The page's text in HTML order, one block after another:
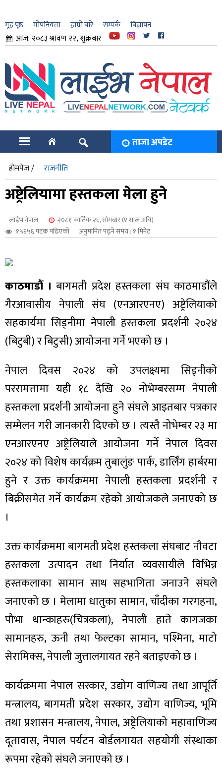
गृह पृष्ठ गोपनियता हाम्रो बारे सम्पर्क बिज्ञापन
आज: २०८३ श्रावण २२, शुक्रबार
ताजा अपडेट
होमपेज / राजनीति
अष्ट्रेलियामा हस्तकला मेला हुने
लाईभ नेपाल
२०८१ कार्तिक २६, सोमबार (१ साल अघि)
१५६५६ पटक पढिएको
अनुमानित पढ्ने समय : १ मिनेट
काठमाडौं । बागमती प्रदेश हस्तकला संघ काठमाडौंले
गैरआवासीय नेपाली संघ (एनआरएनए) अष्ट्रेलियाको
सहकार्यमा सिड्नीमा नेपाली हस्तकला प्रदर्शनी २०२४
(बिटुबी) र बिटुसी) आयोजना गर्ने भएको छ ।
नेपाल दिवस २०२४ को उपलक्ष्यमा सिड्नीको
पररामत्तामा यही १८ देखि २० नोभेम्बरसम्म नेपाली
हस्तकला प्रदर्शनी आयोजना हुने संघले आइतबार पत्रकार
सम्मेलन गरी जानकारी दिएको छ । त्यस्तै नोभेम्बर २३ मा
एनआरएनए अष्ट्रेलियाले आयोजना गर्ने नेपाल दिवस
२०२४ को विशेष कार्यक्रम तुबालुंङ पार्क, डार्लिंग हार्बरमा
हुने र उक्त कार्यक्रममा नेपाली हस्तकला प्रदर्शनी र
बिक्रीसमेत गर्ने कार्यक्रम रहेको आयोजकले जनाएको छ
।
उक्त कार्यक्रममा बागमती प्रदेश हस्तकला संघबाट नौवटा
हस्तकला उत्पादन तथा निर्यात व्यवसायीले विभिन्न
हस्तकलाका सामान साथ सहभागिता जनाउने संघले
जनाएको छ । मेलामा धातुका सामान, चाँदीका गरगहना,
पौभा थान्काहरु(चित्रकला), नेपाली हाते कागजका
सामानहरु, ऊनी तथा फेल्टका सामान, पश्मिना, माटो
सेरामिक्स, नेपाली जुत्तालगायत रहने बताइएको छ ।
कार्यक्रममा नेपाल सरकार, उद्योग वाणिज्य तथा आपूर्ति
मन्त्रालय, बागमती प्रदेश सरकार, उद्योग वाणिज्य, भूमि
तथा प्रशासन मन्त्रालय, नेपाल, अष्ट्रेलियाको महावाणिज्य
दूतावास, नेपाल पर्यटन बोर्डलगायत सहयोगी संस्थाका
रूपमा रहेको संघले जनाएको छ ।